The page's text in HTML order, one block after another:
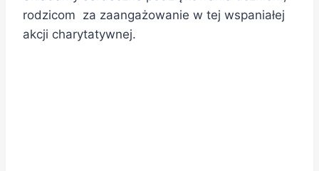
rodzicom za zaangażowanie w tej wspaniałej
akcji charytatywnej.